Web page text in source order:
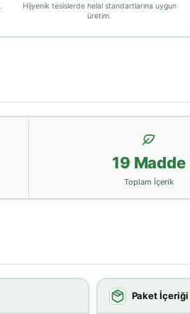
Hijyenik tesislerde helal standartlarına uygun
üretim.
19 Madde
Toplam İçerik
Paket İçeriği